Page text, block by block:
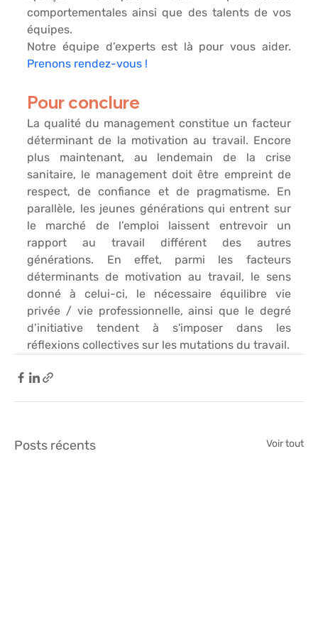
comportementales ainsi que des talents de vos
équipes.
Prenons rendez-vous !
Pour conclure
La qualité du management constitue un facteur
déterminant de la motivation au travail. Encore
plus maintenant, au lendemain de la crise
sanitaire, le management doit être empreint de
respect, de confiance et de pragmatisme. En
parallèle, les jeunes générations qui entrent sur
rapport au travail différent des autres
générations. En effet, parmi les facteurs
déterminants de motivation au travail, le sens
donné à celui-ci, le nécessaire équilibre vie
privée / vie professionnelle, ainsi que le degré
d’initiative tendent à s'imposer dans les
réflexions collectives sur les mutations du travail.
Posts récents Voir tout